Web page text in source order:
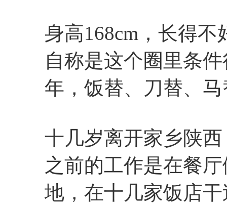
身高168cm，长得
自称是这个圈里条
年，饭替、刀替、
十几岁离开家乡陕
之前的工作是在餐
地，在十几家饭店